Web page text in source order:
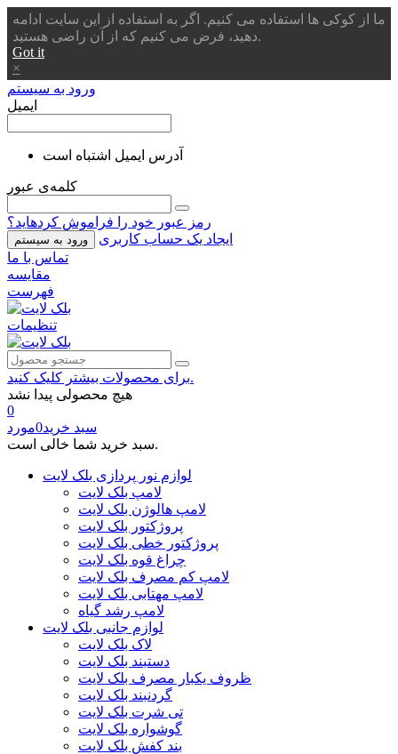
ما از کوکی ها استفاده می کنیم. اگر به استفاده از این سایت ادامه
دهید، فرض می کنیم که از آن راضی هستید.
Got it
×
ورود به سیستم
ایمیل
آدرس ایمیل اشتباه است
کلمه‌ی عبور
رمز عبور خود را فراموش کردهاید؟
ورود به سیستم
ایجاد یک حساب کاربری
تماس با ما
مقایسه
فهرست
تنظیمات
برای محصولات بیشتر کلیک کنید.
هیچ محصولی پیدا نشد
0
سبد خرید0مورد
سبد خرید شما خالی است.
لوازم نور پردازی بلک لایت
لامپ بلک لایت
لامپ هالوژن بلک لایت
پروژکتور بلک لایت
پروژکتور خطی بلک لایت
چراغ قوه بلک لایت
لامپ کم مصرف بلک لایت
لامپ مهتابی بلک لایت
لامپ رشد گیاه
لوازم جانبی بلک لایت
لاک بلک لایت
دستبند بلک لایت
ظروف یکبار مصرف بلک لایت
گردنبند بلک لایت
تی شرت بلک لایت
گوشواره بلک لایت
بند کفش بلک لایت